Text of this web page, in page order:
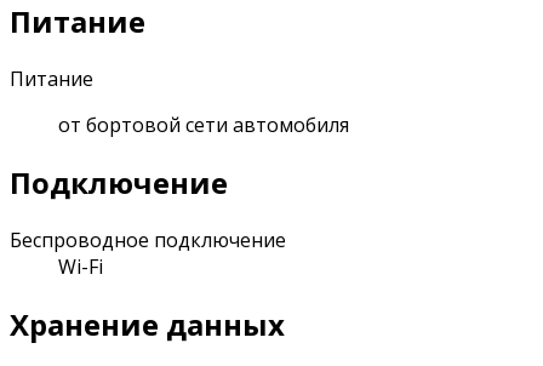
Питание
Питание
от бортовой сети автомобиля
Подключение
Беспроводное подключение
Wi-Fi
Хранение данных